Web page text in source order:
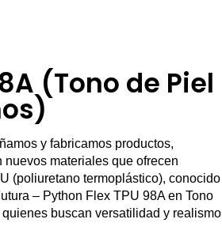
(Tono de Piel
y fabricamos productos,
materiales que ofrecen
(poliuretano termoplástico), conocido
– Python Flex TPU 98A en Tono
buscan versatilidad y realismo